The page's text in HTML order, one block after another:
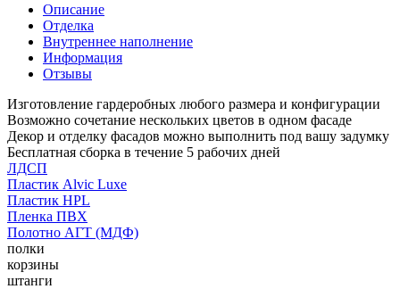
Описание
Отделка
Внутреннее наполнение
Информация
Отзывы
Изготовление гардеробных любого размера и конфигурации
Возможно сочетание нескольких цветов в одном фасаде
Декор и отделку фасадов можно выполнить под вашу задумку
Бесплатная сборка в течение 5 рабочих дней
ЛДСП
Пластик Alvic Luxe
Пластик HPL
Пленка ПВХ
Полотно АГТ (МДФ)
полки
корзины
штанги